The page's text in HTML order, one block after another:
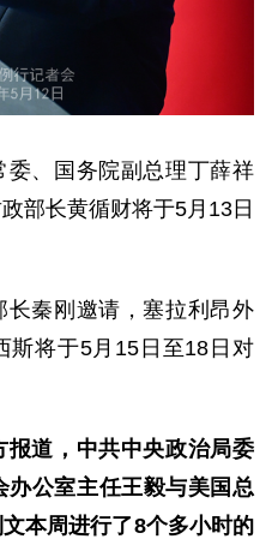
委、国务院副总理丁薛祥
部长黄循财将于5月13日
长秦刚邀请，塞拉利昂外
斯将于5月15日至18日对
报道，中共中央政治局委
办公室主任王毅与美国总
本周进行了8个多小时的